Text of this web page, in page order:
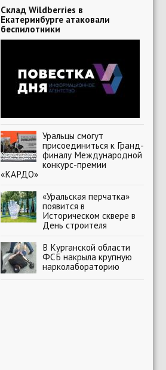
Склад Wildberries в
Екатеринбурге атаковали
беспилотники
Уральцы смогут
присоединиться к Гранд-
финалу Международной
конкурс-премии
«КАРДО»
«Уральская перчатка»
появится в
Историческом сквере в
День строителя
В Курганской области
ФСБ накрыла крупную
нарколабораторию